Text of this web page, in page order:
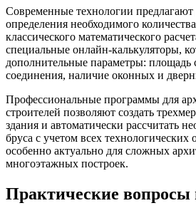
Современные технологии
определения необходимого
классического математического
специальные онлайн-калькуляторы,
дополнительные параметры: площадь
соединения, наличие оконных и
Профессиональные программы для
строителей позволяют создать
здания и автоматически рассчитать
бруса с учетом всех технологических
особенно актуально для сложных
многоэтажных построек.
Практические вопросы